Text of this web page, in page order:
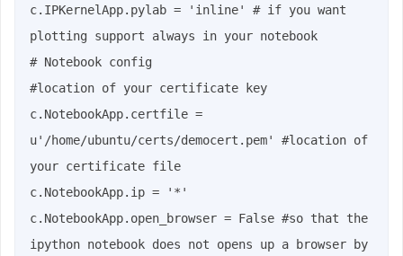
c.IPKernelApp.pylab = 'inline' # if you want
plotting support always in your notebook
# Notebook config
#location of your certificate key
c.NotebookApp.certfile =
u'/home/ubuntu/certs/democert.pem' #location of
your certificate file
c.NotebookApp.ip = '*'
c.NotebookApp.open_browser = False #so that the
ipython notebook does not opens up a browser by